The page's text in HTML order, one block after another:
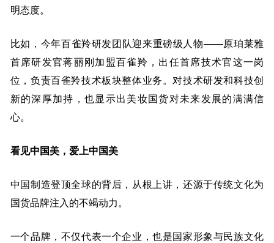
明态度。
比如，今年百雀羚研发团队迎来重磅级人物——原珀莱雅
首席研发官蒋丽刚加盟百雀羚，出任首席技术官这一岗
位，负责百雀羚技术板块整体业务。对技术研发和科技创
新的深厚加持，也显示出美妆国货对未来发展的满满信
心。
看见中国美，爱上中国美
中国制造登顶全球的背后，从根上讲，还源于传统文化为
国货品牌注入的不竭动力。
一个品牌，不仅代表一个企业，也是国家形象与民族文化